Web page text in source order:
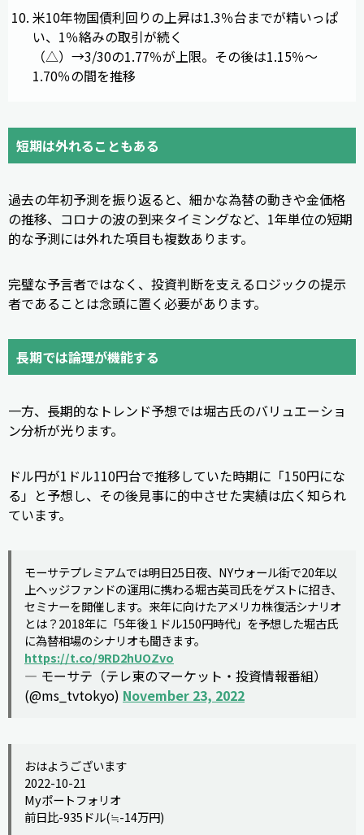
米10年物国債利回りの上昇は1.3％台までが精いっぱ
い、1％絡みの取引が続く
（△）→3/30の1.77％が上限。その後は1.15％～
1.70％の間を推移
短期は外れることもある
過去の年初予測を振り返ると、細かな為替の動きや金価格
の推移、コロナの波の到来タイミングなど、1年単位の短期
的な予測には外れた項目も複数あります。
完璧な予言者ではなく、投資判断を支えるロジックの提示
者であることは念頭に置く必要があります。
長期では論理が機能する
一方、長期的なトレンド予想では堀古氏のバリュエーショ
ン分析が光ります。
ドル円が1ドル110円台で推移していた時期に「150円にな
る」と予想し、その後見事に的中させた実績は広く知られ
ています。
モーサテプレミアムでは明日25日夜、NYウォール街で20年以
上ヘッジファンドの運用に携わる堀古英司氏をゲストに招き、
セミナーを開催します。来年に向けたアメリカ株復活シナリオ
とは？2018年に「5年後１ドル150円時代」を予想した堀古氏
に為替相場のシナリオも聞きます。
https://t.co/9RD2hUOZvo
— モーサテ（テレ東のマーケット・投資情報番組）
(@ms_tvtokyo) November 23, 2022
おはようございます
2022-10-21
Myポートフォリオ
前日比-935ドル(≒-14万円)